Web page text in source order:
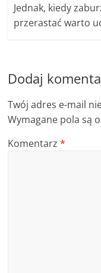
Jednak, kiedy
przerastać warto
Dodaj
Twój adres e-mail
Wymagane pola są
Komentarz*